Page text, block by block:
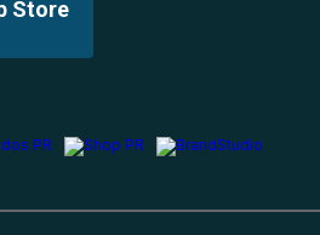
Store